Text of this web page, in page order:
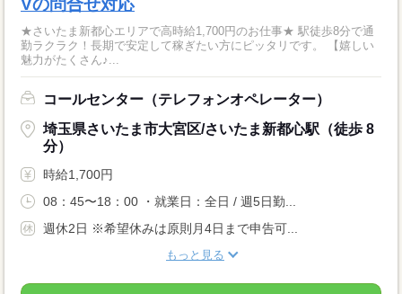
Vの問合せ対応
★さいたま新都心エリアで高時給1,700円のお仕事★ 駅徒歩8分で通
勤ラクラク！長期で安定して稼ぎたい方にピッタリです。 【嬉しい
魅力がたくさん♪...
コールセンター（テレフォンオペレーター）
埼玉県さいたま市大宮区/さいたま新都心駅（徒歩 8
分）
時給1,700円
08：45〜18：00 ・就業日：全日 / 週5日勤...
週休2日 ※希望休みは原則月4日まで申告可...
もっと見る